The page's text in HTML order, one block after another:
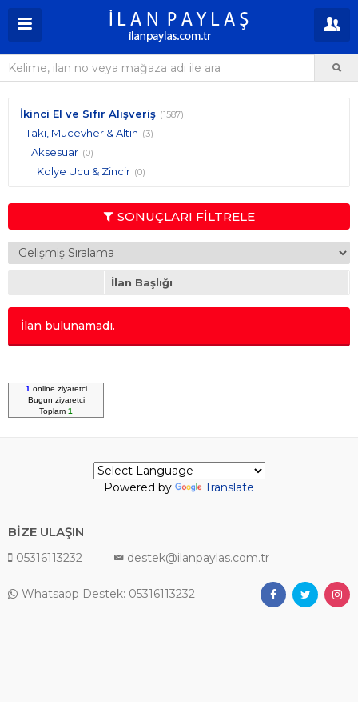
İkinci El ve Sıfır Alışveriş (1587)
Takı, Mücevher & Altın (3)
Aksesuar (0)
Kolye Ucu & Zincir (0)
SONUÇLARI FİLTRELE
İlan Başlığı
İlan bulunamadı.
1 online ziyaretci
Bugun ziyaretci
Toplam 1
Powered by Translate
BİZE ULAŞIN
05316113232 destek@ilanpaylas.com.tr
Whatsapp Destek: 05316113232